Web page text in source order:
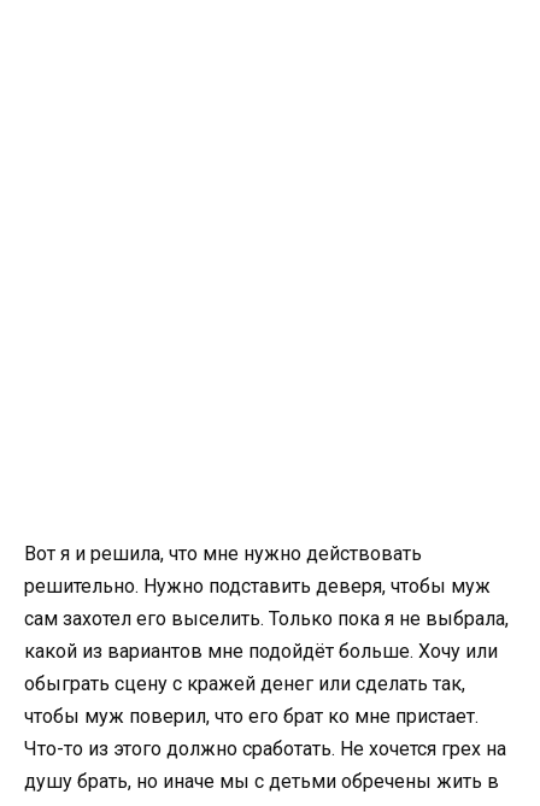
Вот я и решила, что мне нужно действовать
решительно. Нужно подставить деверя, чтобы муж
сам захотел его выселить. Только пока я не выбрала,
какой из вариантов мне подойдёт больше. Хочу или
обыграть сцену с кражей денег или сделать так,
чтобы муж поверил, что его брат ко мне пристает.
Что-то из этого должно сработать. Не хочется грех на
душу брать, но иначе мы с детьми обречены жить в